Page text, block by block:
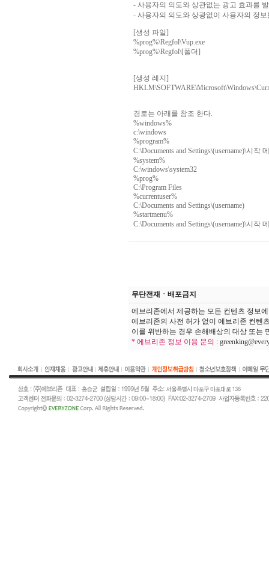
- 사용자의 의도와 상관없는 광고 효과를
- 사용자의 의도와 상광없이 사용자의 정
[생성 파일]
%prog%\Regfol\Vup.exe
%prog%\Regfol\[폴더]
[생성 레지]
경로는 아래를 참조 한다.
%windows%
c:\windows
%program%
C:\Documents and Settings\(username)\시작
%system%
C:\windows\system32
%prog%
C:\Program Files
%currentuser%
C:\Documents and Settings\(username)
%startmenu%
C:\Documents and Settings\(username)\시작
무단전재ㆍ배포금지
에브리존에서 제공하는 모든 컨텐츠 정보
에브리존의 사전 허가 없이 에브리존 컨텐
이를 위반하는 경우 손해배상의 대상 또는
* 에브리존 정보 이용 문의 :